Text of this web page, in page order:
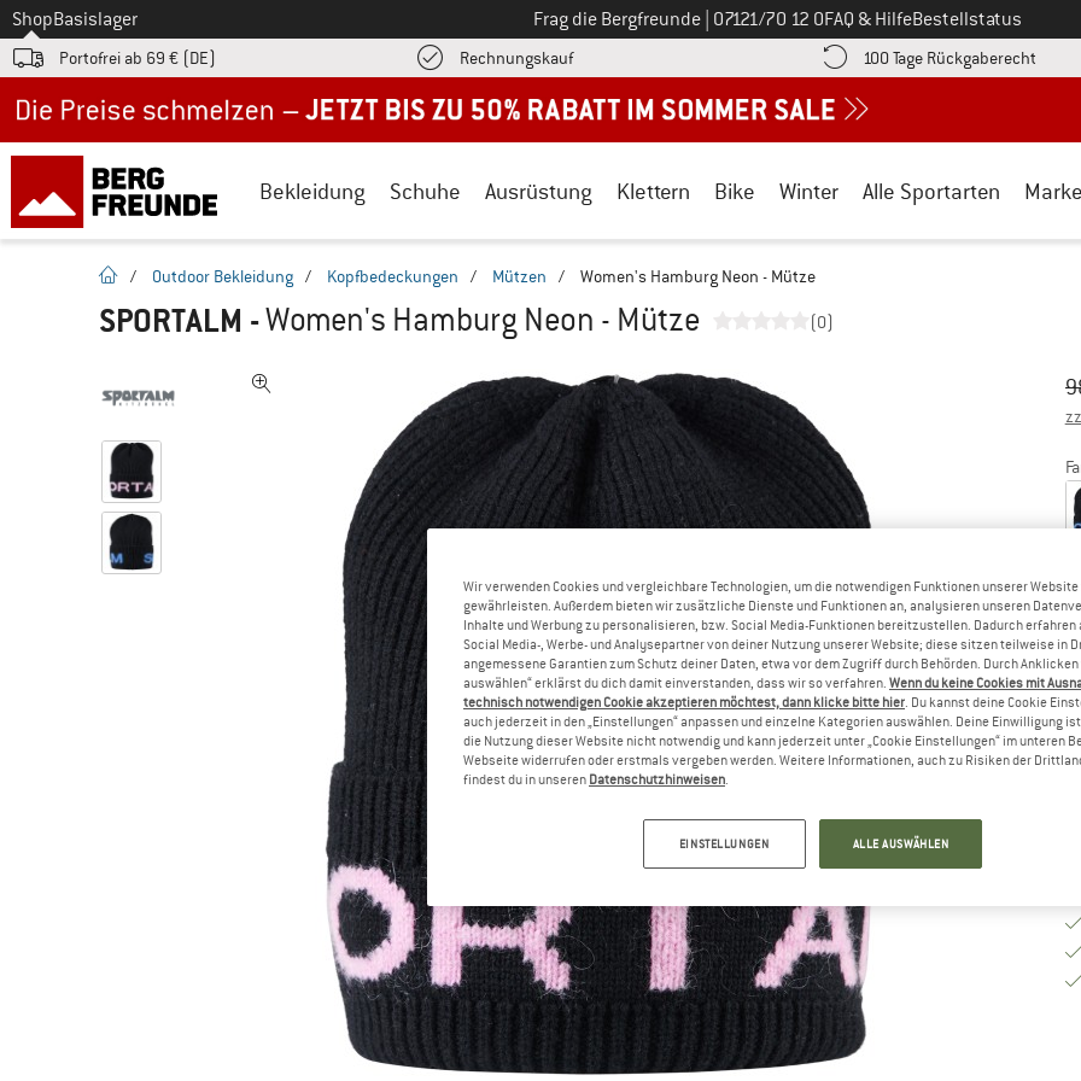
Zum
ShopBasislager Frag die Bergfreunde Ruf uns an unter
07121/70 12 0FAQ & HilfeBestellstatus
Portofrei ab 69 € (DE) RechnungskaufFinde die Zahlungs-Infos hier! Öffnet sich in einer Infobox
100 Tage Rückgaberecht
Bekleidung Schuhe Ausrüstung Klettern Bike Winter Alle Sportarten
Startseite
/ Outdoor Bekleidung / Kopfbedeckungen / Mützen / Women's Hamburg Neon - Mütze
SPORTALM -Women's Hamburg Neon - Mütze (0)
Wir verwenden Cookies und vergleichbare Technologien, um die notwendigen Funktionen unserer Website
gewährleisten. Außerdem bieten wir zusätzliche Dienste und Funktionen an, analysieren unseren
Inhalte und Werbung zu personalisieren, bzw. Social Media-Funktionen bereitzustellen. Dadurch erfahren
Social Media-, Werbe- und Analysepartner von deiner Nutzung unserer Website; diese sitzen teilweise in
angemessene Garantien zum Schutz deiner Daten, etwa vor dem Zugriff durch Behörden. Durch Anklicken
auswählen“ erklärst du dich damit einverstanden, dass wir so verfahren. Wenn du keine Cookies mit
technisch notwendigen Cookie akzeptieren möchtest, dann klicke bitte hier. Du kannst deine Cookie
auch jederzeit in den „Einstellungen“ anpassen und einzelne Kategorien auswählen. Deine Einwilligung
die Nutzung dieser Website nicht notwendig und kann jederzeit unter „Cookie Einstellungen“ im unteren
Webseite widerrufen oder erstmals vergeben werden. Weitere Informationen, auch zu Risiken der
findest du in unseren Datenschutzhinweisen.
EINSTELLUNGEN ALLE AUSWÄHLEN